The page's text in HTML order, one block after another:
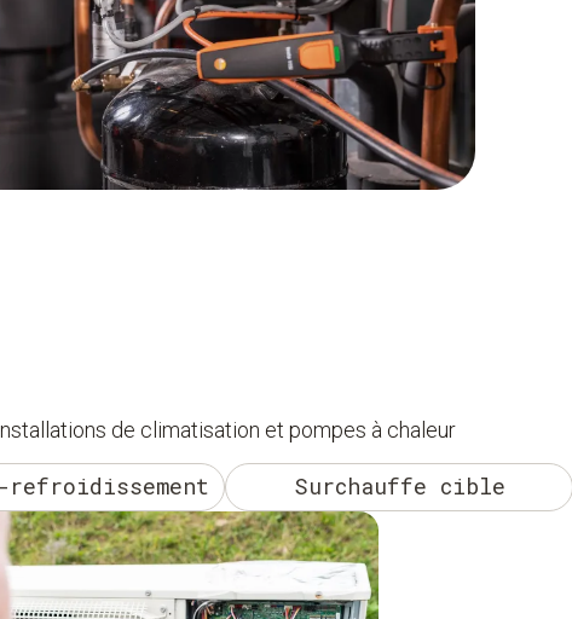
de climatisation et pompes à chaleur
refroidissement Surchauffe cible